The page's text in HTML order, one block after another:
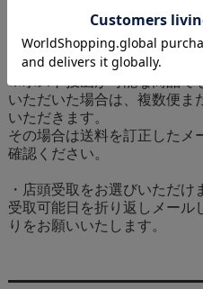
利用いただけません。
※商品名に [〇コまでポスト
対象となります。
※ポスト投函が可能な商品で
いただいた場合は、複数便ま
いただきます。
その場合は送料を訂正したメ
確認ください。
・店頭受取をお選びいただけ
受取可能日を折り返しメール
りをお願いいたします。